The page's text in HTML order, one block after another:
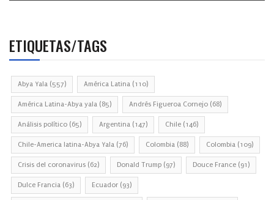
ETIQUETAS/TAGS
Abya Yala (557) América Latina (110)
América Latina-Abya yala (85) Andrés Figueroa Cornejo (68)
Análisis político (65) Argentina (147) Chile (146)
Chile-America latina-Abya Yala (76) Colombia (88) Colombia (109)
Crisis del coronavirus (62) Donald Trump (97) Douce France (91)
Dulce Francia (63) Ecuador (93)